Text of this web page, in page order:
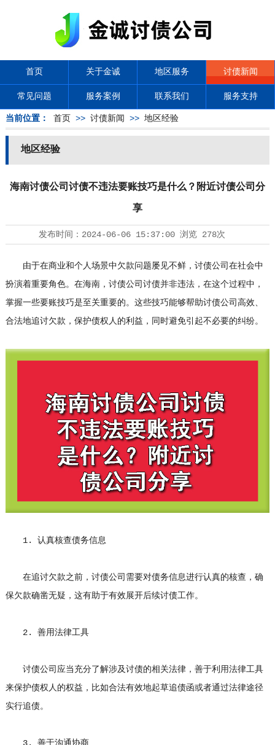
首页 关于金诚 地区服务 讨债新闻
常见问题 服务案例 联系我们 服务支持
当前位置： 首页 >> 讨债新闻 >> 地区经验
地区经验
海南讨债公司讨债不违法要账技巧是什么？附近讨债公司分
享
发布时间： 2024-06-06 15:37:00浏览 278次
由于在商业和个人场景中欠款问题屡见不鲜， 讨债公司 在社会中
扮演着重要角色。在海南，讨债公司讨债并非违法，在这个过程中，
掌握一些要账技巧是至关重要的。这些技巧能够帮助讨债公司高效、
合法地追讨欠款，保护债权人的利益，同时避免引起不必要的纠纷。
1. 认真核查债务信息
在追讨欠款之前，讨债公司需要对债务信息进行认真的核查，确
保欠款确凿无疑，这有助于有效展开后续讨债工作。
2. 善用法律工具
讨债公司应当充分了解涉及讨债的相关法律，善于利用法律工具
来保护债权人的权益，比如合法有效地起草追债函或者通过法律途径
实行追债。
3. 善于沟通协商